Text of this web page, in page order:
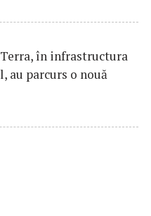
în infrastructura
au parcurs o nouă